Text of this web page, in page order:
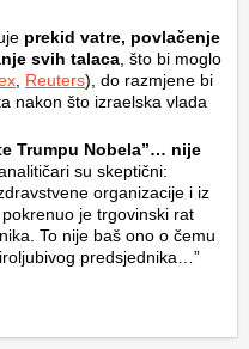
prekid vatre, povlačenje
svih talaca , što bi moglo
Reuters), do razmjene bi
nakon što izraelska vlada
Trumpu Nobela”… nije
analitičari su skeptični:
organizacije i iz
je trgovinski rat
To nije baš ono o čemu
predsjednika…”